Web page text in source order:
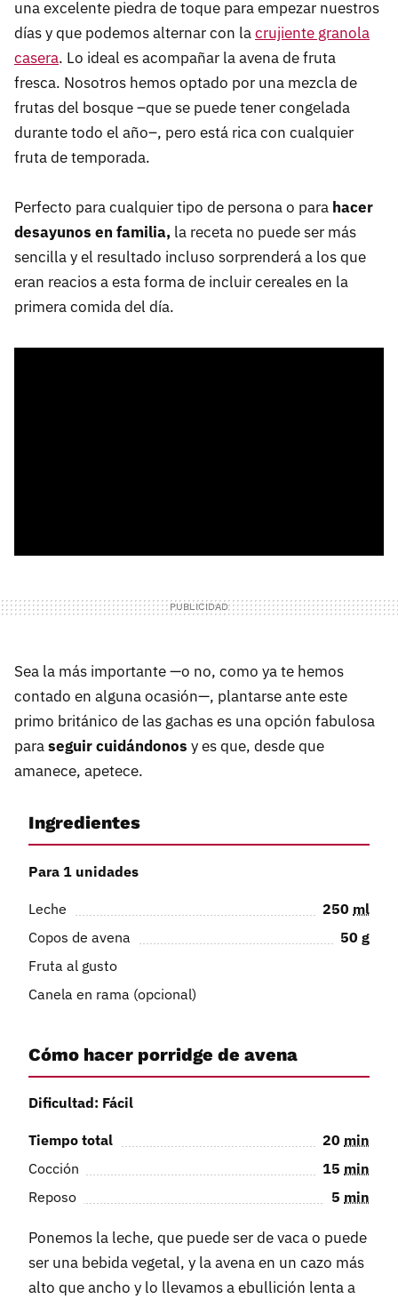
una excelente piedra de toque para empezar nuestros
días y que podemos alternar con lacrujiente granola
casera. Lo ideal es acompañar la avena de fruta
fresca. Nosotros hemos optado por una mezcla de
frutas del bosque –que se puede tener congelada
durante todo el año–, pero está rica con cualquier
fruta de temporada.
Perfecto para cualquier tipo de persona o para hacer
desayunos en familia, la receta no puede ser más
sencilla y el resultado incluso sorprenderá a los que
eran reacios a esta forma de incluir cereales en la
primera comida del día.
Sea la más importante —o no, como ya te hemos
contado en alguna ocasión—, plantarse ante este
primo británico de las gachas es una opción fabulosa
paraseguir cuidándonos y es que, desde que
amanece, apetece.
Ingredientes
Para 1 unidades
Leche 250 ml
Copos de avena
50 g
Fruta al gusto
Canela en rama (opcional)
Cómo hacer porridge de avena
Dificultad: Fácil
Tiempo total 20 min
Cocción
15 min
Reposo
5 min
Ponemos la leche, que puede ser de vaca o puede
ser una bebida vegetal, y la avena en un cazo más
alto que ancho y lo llevamos a ebullición lenta a